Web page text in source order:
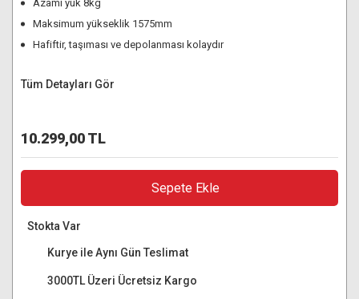
Azami yük 8kg
Maksimum yükseklik 1575mm
Hafiftir, taşıması ve depolanması kolaydır
Tüm Detayları Gör
10.299,00 TL
Sepete Ekle
Stokta Var
Kurye ile Aynı Gün Teslimat
3000TL Üzeri Ücretsiz Kargo